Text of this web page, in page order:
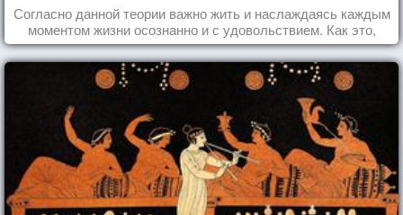
Согласно данной теории важно жить и наслаждаясь каждым
моментом жизни осознанно и с удовольствием. Как это,
попробуем разобраться на реальных примерах.